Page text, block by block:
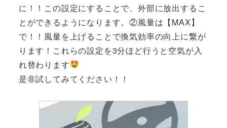
に！！この設定にすることで、外部に放出するこ
とができるようになります。②風量は【MAX】
で！！風量を上げることで換気効率の向上に繋が
ります！これらの設定を3分ほど行うと空気が入
れ替わります
是非試してみてください！！